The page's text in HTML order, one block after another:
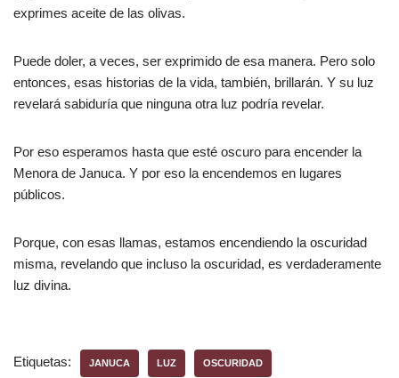
exprimes aceite de las olivas.
Puede doler, a veces, ser exprimido de esa manera. Pero solo
entonces, esas historias de la vida, también, brillarán. Y su luz
revelará sabiduría que ninguna otra luz podría revelar.
Por eso esperamos hasta que esté oscuro para encender la
Menora de Januca. Y por eso la encendemos en lugares
públicos.
Porque, con esas llamas, estamos encendiendo la oscuridad
misma, revelando que incluso la oscuridad, es verdaderamente
luz divina.
Etiquetas: JANUCA LUZ OSCURIDAD